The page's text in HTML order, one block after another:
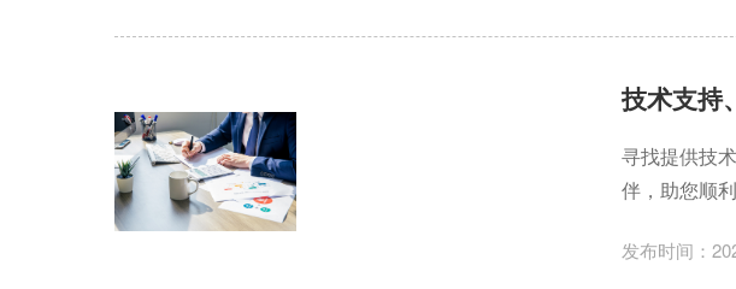
技术支持
寻找提供技
伴，助您顺
发布时间：